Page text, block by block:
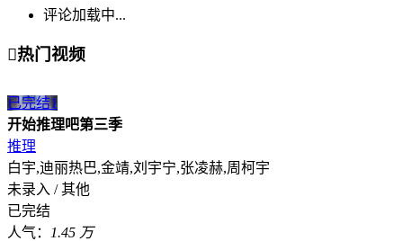
评论加载中...
热门视频
已完结1
开始推理吧第三季
推理
白宇,迪丽热巴,金靖,刘宇宁,张凌赫,周柯宇
未录入 / 其他
已完结
人气：
1.45 万